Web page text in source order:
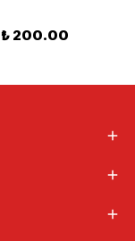
₺ 200.00